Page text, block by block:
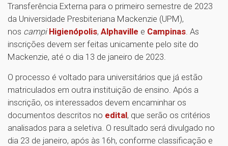
Transferência Externa para o primeiro semestre de 2023
da Universidade Presbiteriana Mackenzie (UPM),
nos campi Higienópolis, Alphaville e Campinas . As
inscrições devem ser feitas unicamente pelo site do
Mackenzie, até o dia 13 de janeiro de 2023.
O processo é voltado para universitários que já estão
matriculados em outra instituição de ensino. Após a
inscrição, os interessados devem encaminhar os
documentos descritos no edital, que serão os critérios
analisados para a seletiva. O resultado será divulgado no
dia 23 de janeiro, após às 16h, conforme classificação e